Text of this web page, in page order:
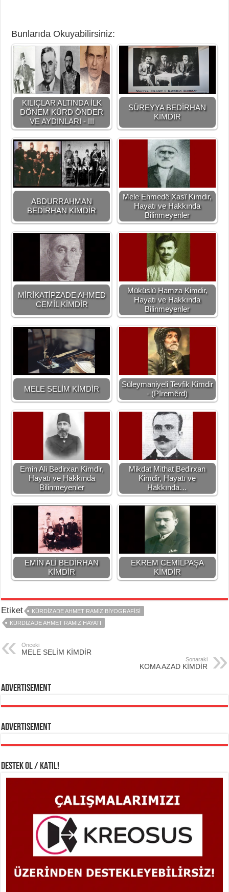
Bunlarıda Okuyabilirsiniz:
KILIÇLAR ALTINDA İLK
DÖNEM KÜRD ÖNDER
VE AYDINLARI - III
SÜREYYA BEDİRHAN
KİMDİR
ABDURRAHMAN
BEDİRHAN KİMDİR
Mele Ehmedê Xasî Kimdir,
Hayatı ve Hakkında
Bilinmeyenler
MİRİKATİPZADE AHMED
CEMİL KİMDİR
Müküslü Hamza Kimdir,
Hayatı ve Hakkında
Bilinmeyenler
MELE SELİM KİMDİR
Süleymaniyeli Tevfik Kimdir
- (Pîremêrd)
Emin Ali Bedirxan Kimdir,
Hayatı ve Hakkında
Bilinmeyenler
Mikdat Mithat Bedirxan
Kimdir, Hayatı ve
Hakkında…
EMİN ALİ BEDİRHAN
KİMDİR
EKREM CEMİLPAŞA
KİMDİR
Etiket
KÜRDİZADE AHMET RAMİZ BİYOGRAFİSİ
KÜRDİZADE AHMET RAMİZ HAYATI
Önceki
MELE SELİM KİMDİR
Sonaraki
KOMA AZAD KİMDİR
Advertisement
Advertisement
DESTEK OL / KATIL!